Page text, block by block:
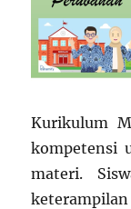
Kurikulum
kompetensi
materi.